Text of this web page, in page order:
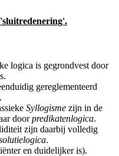
logica is gegrondvest door
gereglementeerd
Syllogismezijn in de
doorpredikatenlogica.
zijn daarbij volledig
.
en duidelijker is).